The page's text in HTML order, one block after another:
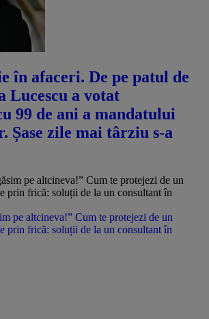
în afaceri. De pe patul de
Lucescu a votat
99 de ani a mandatului
Șase zile mai târziu s-a
pe altcineva!” Cum te protejezi de un
prin frică: soluții de la un consultant în